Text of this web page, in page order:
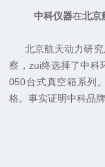
中科仪器在北京
北京航天动力研
察，zui终选择了中科
050台式真空箱系列
格。事实证明中科品